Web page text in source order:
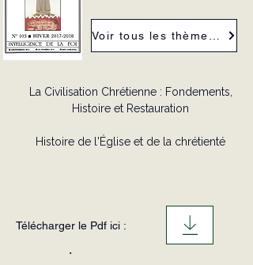
La Civilisation Chrétienne : Fondements,
Histoire et Restauration
Histoire de l'Église et de la chrétienté
Télécharger le Pdf ici :
.